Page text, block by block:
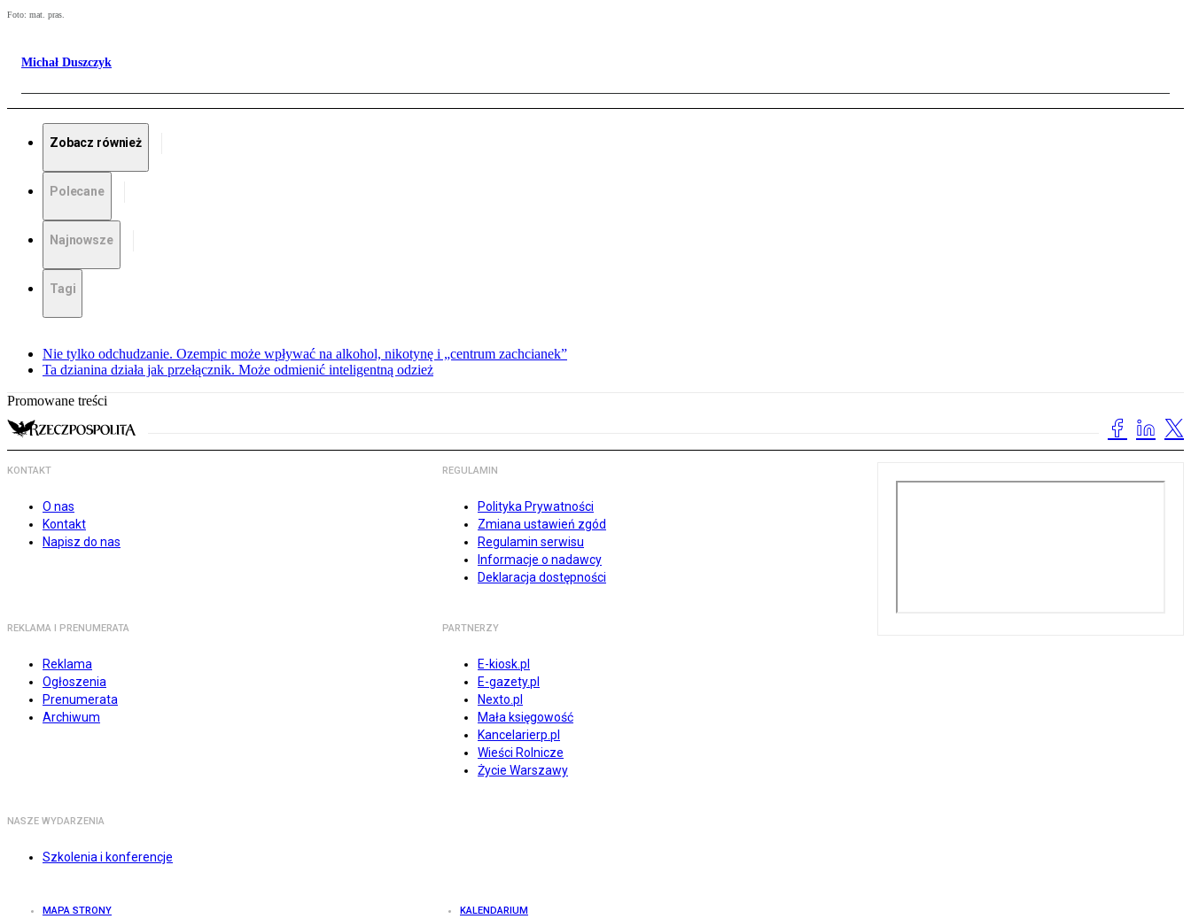
Foto: mat. pras.
Michał Duszczyk
Zobacz również
Polecane
Najnowsze
Tagi
Nie tylko odchudzanie. Ozempic może wpływać na alkohol, nikotynę i „centrum zachcianek”
Ta dzianina działa jak przełącznik. Może odmienić inteligentną odzież
Promowane treści
KONTAKT
O nas
Kontakt
Napisz do nas
REGULAMIN
Polityka Prywatności
Zmiana ustawień zgód
Regulamin serwisu
Informacje o nadawcy
Deklaracja dostępności
REKLAMA I PRENUMERATA
Reklama
Ogłoszenia
Prenumerata
Archiwum
PARTNERZY
E-kiosk.pl
E-gazety.pl
Nexto.pl
Mała księgowość
Kancelarierp.pl
Wieści Rolnicze
Życie Warszawy
NASZE WYDARZENIA
Szkolenia i konferencje
MAPA STRONY KALENDARIUM